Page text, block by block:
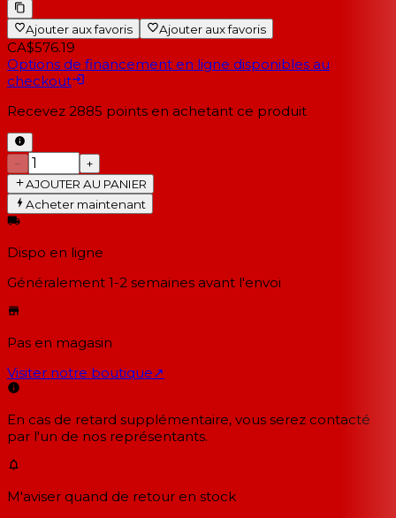
Ajouter aux favoris Ajouter aux favoris
CA$576.19
Options de financement en ligne disponibles au
checkout
Recevez 2885 points en achetant ce produit
−
+
AJOUTER AU PANIER
Acheter maintenant
Dispo en ligne
Généralement 1-2 semaines avant l'envoi
Pas en magasin
Visiter notre boutique↗
En cas de retard supplémentaire, vous serez contacté
par l'un de nos représentants.
M'aviser quand de retour en stock